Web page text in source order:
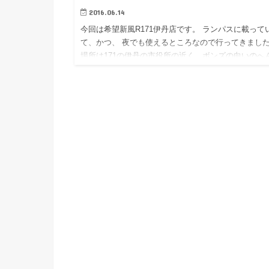
2016.06.14
今回は希望新風R171伊丹店です。 ランパスに載って
て、かつ、 夜でも使えるところなので行ってきました
場所は171の伊丹の市役所の近く、ボンズの向いのへ